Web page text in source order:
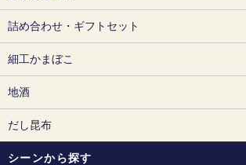
詰め合わせ・ギフトセット
細工かまぼこ
地酒
だし昆布
シーンから探す